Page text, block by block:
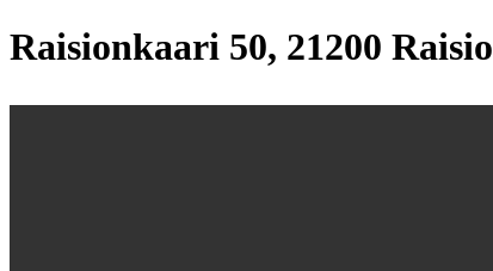
Raisionkaari 50, 21200 Raisio